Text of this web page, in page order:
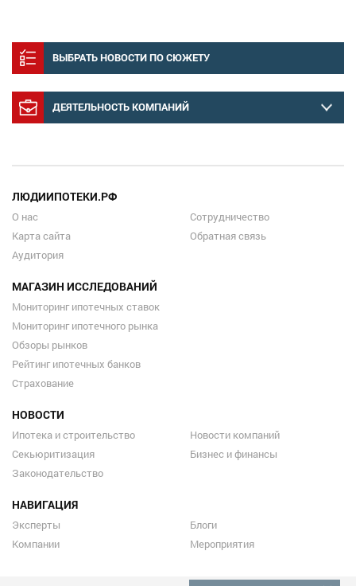
ВЫБРАТЬ НОВОСТИ ПО СЮЖЕТУ
ДЕЯТЕЛЬНОСТЬ КОМПАНИЙ
ЛЮДИИПОТЕКИ.РФ
О нас
Карта сайта
Аудитория
Сотрудничество
Обратная связь
МАГАЗИН ИССЛЕДОВАНИЙ
Мониторинг ипотечных ставок
Мониторинг ипотечного рынка
Обзоры рынков
Рейтинг ипотечных банков
Страхование
НОВОСТИ
Ипотека и строительство
Секьюритизация
Законодательство
Новости компаний
Бизнес и финансы
НАВИГАЦИЯ
Эксперты
Компании
Блоги
Мероприятия